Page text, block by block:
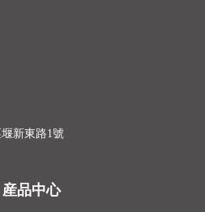
新東路1號
産品中心